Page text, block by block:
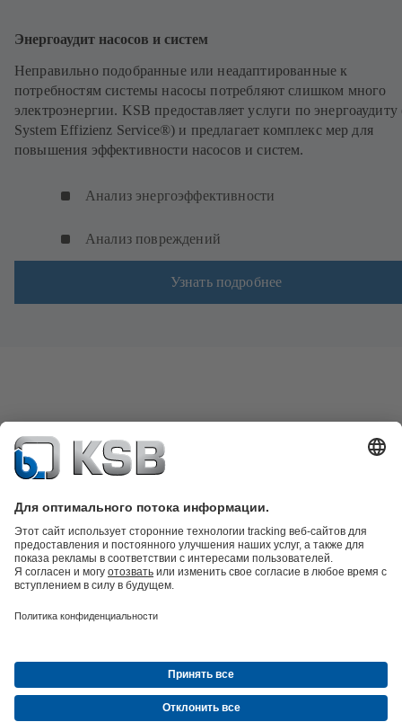
Энергоаудит насосов и систем
Неправильно подобранные или неадаптированные к
потребностям системы насосы потребляют слишком много
электроэнергии. KSB предоставляет услуги по энергоаудиту
System Effizienz Service®) и предлагает комплекс мер для
повышения эффективности насосов и систем.
Анализ энергоэффективности
Анализ повреждений
Узнать подробнее
Техника очистки сточных водГидротехника
техникаИнженерное обеспечение зданийЭнергетика
Новости и событияПресс-релизы